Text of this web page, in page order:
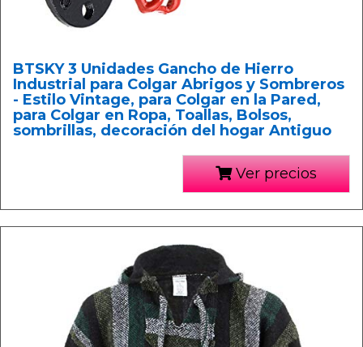
BTSKY 3 Unidades Gancho de Hierro
Industrial para Colgar Abrigos y Sombreros
- Estilo Vintage, para Colgar en la Pared,
para Colgar en Ropa, Toallas, Bolsos,
sombrillas, decoración del hogar Antiguo
Ver precios